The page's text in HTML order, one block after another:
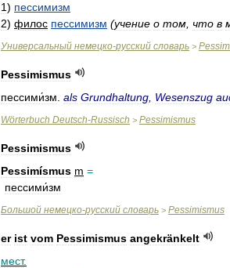
1) пессимизм
2) филос пессимизм (учение о том что в
Универсальный немецко-русский словарь >
Pessimismus
пессими́зм als Grundhaltung Wesenszug
Wörterbuch Deutsch-Russisch > Pessimismus
Pessimismus
Pessimísmus m =
пессими́зм
Большой немецко-русский словарь > Pessimismus
er ist vom Pessimismus angekränkelt
мест.